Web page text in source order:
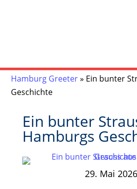
Hamburg Greeter» Ein bunter
Geschichte
Ein bunter
Hamburgs
29. Mai 2026